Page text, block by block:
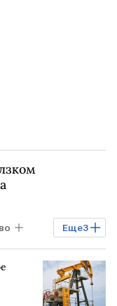
Еще3